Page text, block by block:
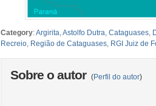
Category:Argirita,Astolfo Dutra, Cataguases,
Recreio, Região de Cataguases, RGI Juiz de
Sobre o autor (Perfil do autor)